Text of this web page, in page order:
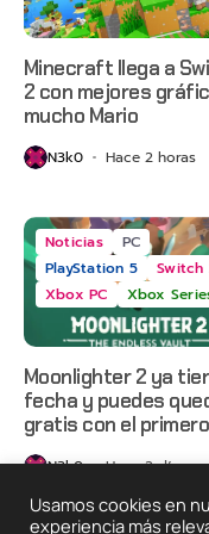
Minecraft llega a
2 con mejores
mucho Mario
N3k0 Hace 2 horas
Noticias
PC
PlayStation 5
Switch
Xbox PC
Xbox
Moonlighter 2 ya
fecha y puedes
gratis con el primero
N3k0 Hace 2 días
Usamos cookies en
experiencia más